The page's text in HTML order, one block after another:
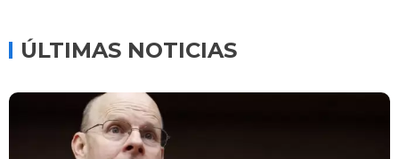
ÚLTIMAS NOTICIAS